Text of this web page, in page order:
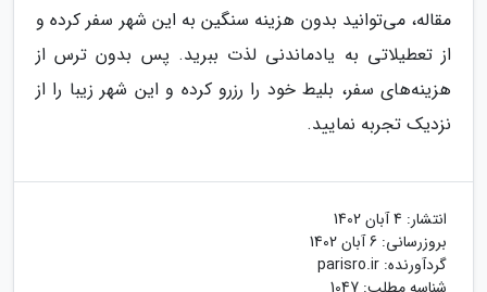
مقاله، می‌توانید بدون هزینه سنگین به این شهر سفر کرده و
از تعطیلاتی به یادماندنی لذت ببرید. پس بدون ترس از
هزینه‌های سفر، بلیط خود را رزرو کرده و این شهر زیبا را از
نزدیک تجربه نمایید.
انتشار: 4 آبان 1402
بروزرسانی: 6 آبان 1402
گردآورنده: parisro.ir